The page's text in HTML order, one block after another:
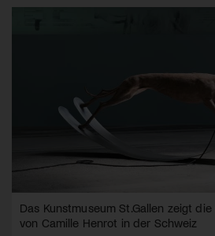
Das Kunstmuseum St.Gallen zeigt
von Camille Henrot in der Schweiz